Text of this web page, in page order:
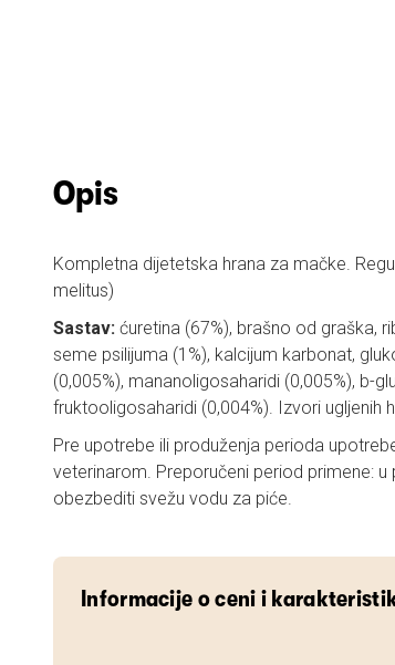
Opis
Kompletna dijetetska hrana za mačke.
melitus)
Sastav: ćuretina (67%), brašno od graška,
seme psilijuma (1%), kalcijum karbonat,
(0,005%), mananoligosaharidi (0,005%), b-
fruktooligosaharidi (0,004%). Izvori ugljenih
Pre upotrebe ili produženja perioda
veterinarom. Preporučeni period primene:
obezbediti svežu vodu za piće.
Informacije o ceni i